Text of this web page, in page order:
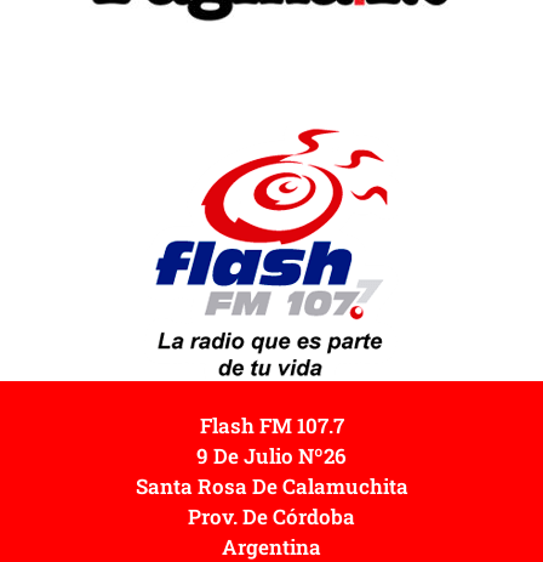
Flash FM 107.7
9 De Julio Nº26
Santa Rosa De Calamuchita
Prov. De Córdoba
Argentina